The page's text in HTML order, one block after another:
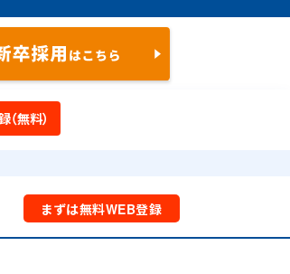
無料）
まずは無料WEB登録